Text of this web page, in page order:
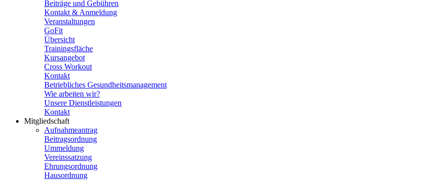
Beiträge und Gebühren
Kontakt & Anmeldung
Veranstaltungen
GoFit
Übersicht
Trainingsfläche
Kursangebot
Cross Workout
Kontakt
Betriebliches Gesundheitsmanagement
Wie arbeiten wir?
Unsere Dienstleistungen
Kontakt
Mitgliedschaft
Aufnahmeantrag
Beitragsordnung
Ummeldung
Vereinssatzung
Ehrungsordnung
Hausordnung